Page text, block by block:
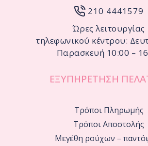
210 4441579
Ώρες λειτουργίας
τηλεφωνικού κέντρου:
Παρασκευή 10:00 –
ΕΞΥΠΗΡΕΤΗΣΗ
Τρόποι Πληρωμής
Τρόποι Αποστολής
Μεγέθη ρούχων –